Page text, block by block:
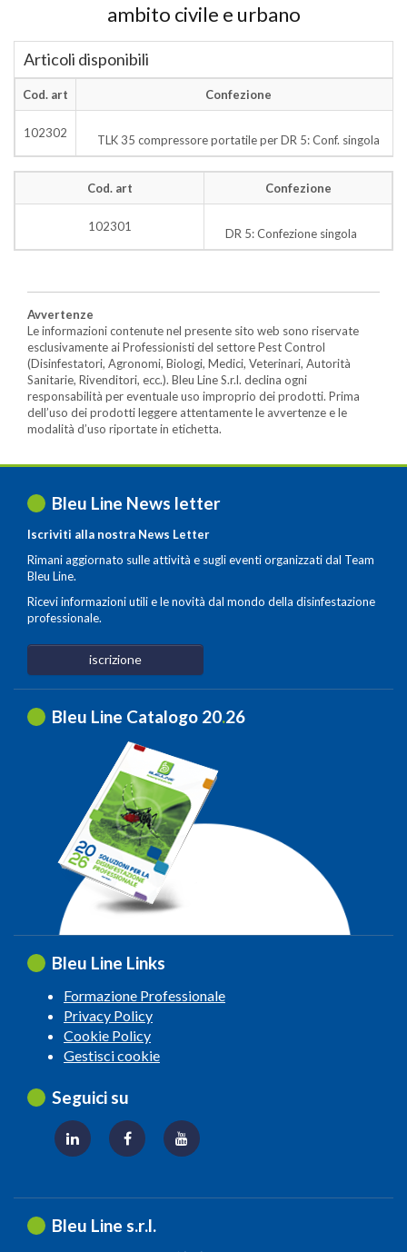
ambito civile e urbano
Articoli disponibili
Cod. art Confezione
102302 TLK 35 compressore portatile per DR 5: Conf. singola
Cod. art Confezione
102301 DR 5: Confezione singola
Avvertenze
Le informazioni contenute nel presente sito web sono riservate
esclusivamente ai Professionisti del settore Pest Control
(Disinfestatori, Agronomi, Biologi, Medici, Veterinari, Autorità
Sanitarie, Rivenditori, ecc.). Bleu Line S.r.l. declina ogni
responsabilità per eventuale uso improprio dei prodotti. Prima
dell’uso dei prodotti leggere attentamente le avvertenze e le
modalità d’uso riportate in etichetta.
Bleu Line News letter
Iscriviti alla nostra News Letter
Rimani aggiornato sulle attività e sugli eventi organizzati dal Team
Bleu Line.
Ricevi informazioni utili e le novità dal mondo della disinfestazione
professionale.
iscrizione
Bleu Line Catalogo 20.26
Bleu Line Links
Formazione Professionale
Privacy Policy
Cookie Policy
Gestisci cookie
Seguici su
Bleu Line s.r.l.